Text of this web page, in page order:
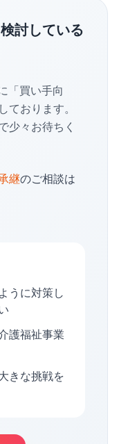
討している
「買い手向
ております。
少々お待ちく
継のご相談は
うに対策し
護福祉事業
きな挑戦を